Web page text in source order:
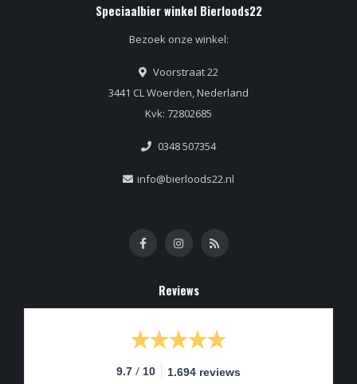
Speciaalbier winkel Bierloods22
Bezoek onze winkel:
Voorstraat 22
3441 CL Woerden, Nederland
Kvk: 72802685
0348 507354
info@bierloods22.nl
Reviews
9.7 / 10 1.694 reviews